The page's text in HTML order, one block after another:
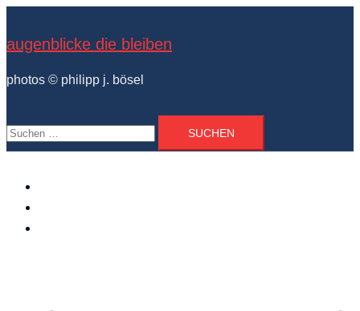
springen
augenblicke die bleiben
photos © philipp j. bösel
Suchen
nach: